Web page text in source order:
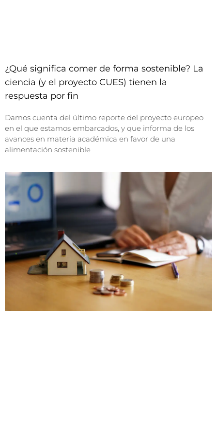
¿Qué significa comer de forma sostenible? La
ciencia (y el proyecto CUES) tienen la
respuesta por fin
Damos cuenta del último reporte del proyecto europeo
en el que estamos embarcados, y que informa de los
avances en materia académica en favor de una
alimentación sostenible